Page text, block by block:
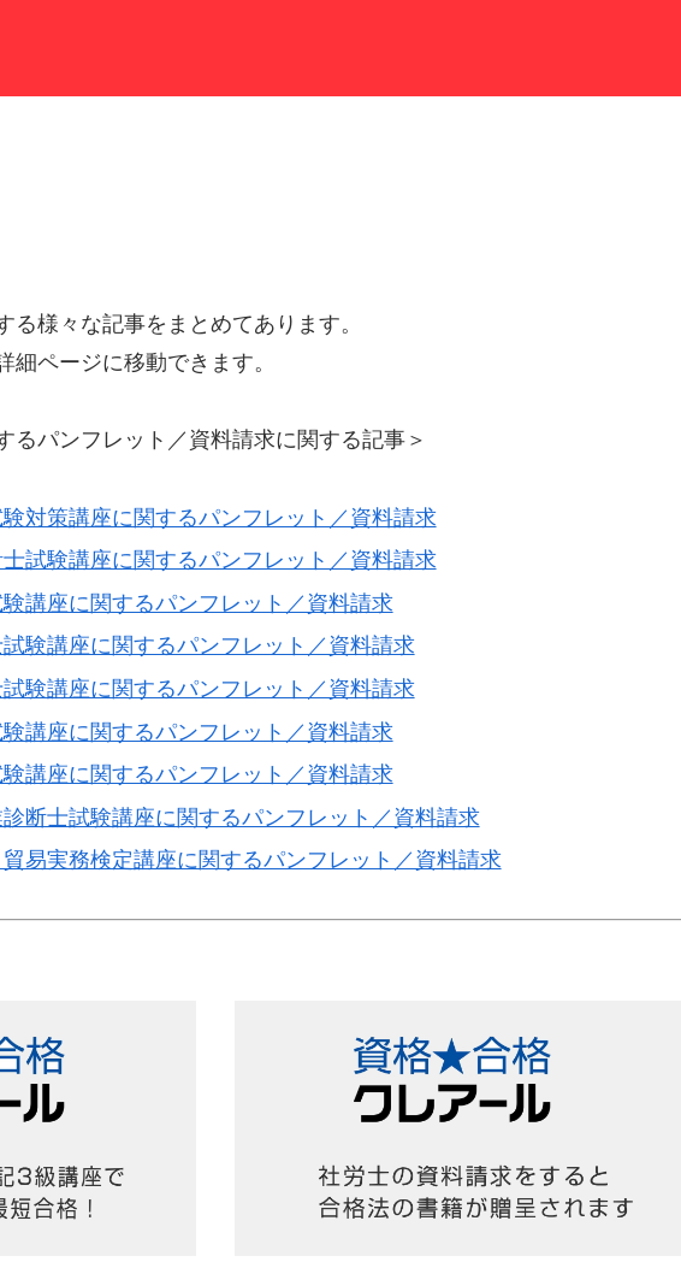
る様々な記事をまとめてあります。
細ページに移動できます。
るパンフレット／資料請求に関する記事＞
対策講座に関するパンフレット／資料請求
試験講座に関するパンフレット／資料請求
講座に関するパンフレット／資料請求
験講座に関するパンフレット／資料請求
験講座に関するパンフレット／資料請求
講座に関するパンフレット／資料請求
講座に関するパンフレット／資料請求
断士試験講座に関するパンフレット／資料請求
易実務検定講座に関するパンフレット／資料請求